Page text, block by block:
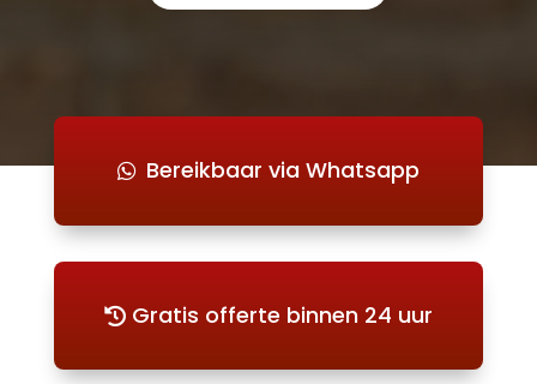
Bereikbaar via Whatsapp
Gratis offerte binnen 24 uur